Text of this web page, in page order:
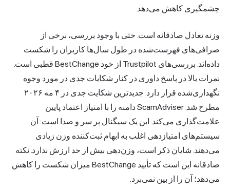
چشمگیری کاهش می‌دهد.
وزنه تعادل صادقانه است. حتی با وجود بررسی، برخی از
صرافی‌های فهرست‌شده در طول سال‌ها کاربران را شکست
داده‌اند. بررسی‌های Trustpilot از خود BestChange قطبی است.
نمرات بالا در پاسخ داوری در کنار شکایات جدی در مورد وجوه
نگهداری‌شده قرار دارد. جدیدترین شکایت جدی در ۴ مه ۲۰۲۶
مطرح شد. ScamAdviser دامنه را با امتیاز اعتماد پایین
علامت‌گذاری می‌کند. این یک سیگنال پر سر و صدا است: آن
سیستم‌های امتیازدهی اغلب به ابهام ثبت‌کننده وزن زیادی
می‌دهند. شایان ذکر است، وزن‌دهی بیش از حد ارزش ندارد. نکته
صادقانه این است که تأیید BestChange میزان شکست را کاهش
می‌دهد؛ آن را از بین نمی‌برد.